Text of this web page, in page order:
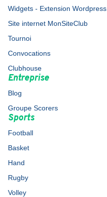
Widgets - Extension Wordpress
Site internet MonSiteClub
Tournoi
Convocations
Clubhouse
Entreprise
Blog
Groupe Scorers
Sports
Football
Basket
Hand
Rugby
Volley